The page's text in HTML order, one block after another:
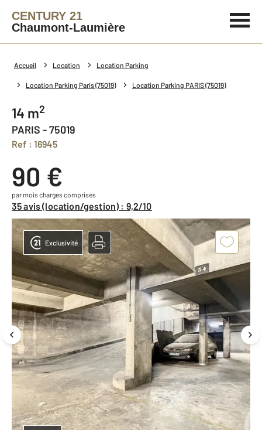
CENTURY 21
Chaumont-Laumière
Accueil Location Location Parking
Location Parking Paris (75019) Location Parking PARIS (75019)
14 m2
PARIS - 75019
Ref : 16945
90 €
par mois charges comprises
35 avis (location/gestion) : 9,2/10
Exclusivité